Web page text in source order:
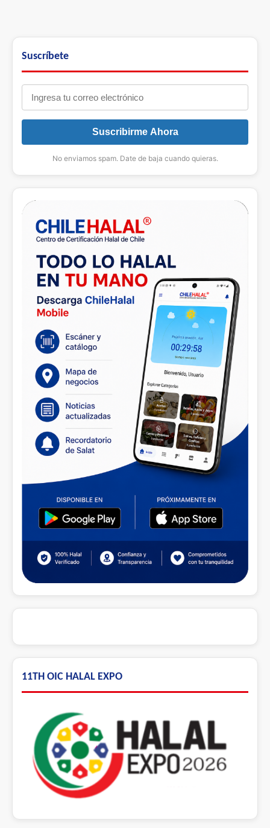
Suscríbete
Suscribirme Ahora
No enviamos spam. Date de baja cuando quieras.
11TH OIC HALAL EXPO